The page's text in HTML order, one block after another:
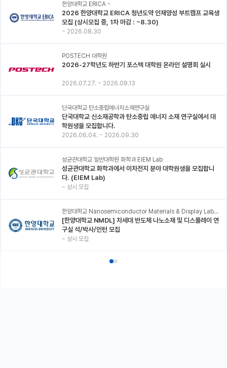
한양대학교 ERICA -
2026 한양대학교 ERICA 청년도약 인재양성 부트캠프 교육생
모집 (상시모집 중, 1차 마감 : ~8.30)
~ 2026.08.30
POSTECH 대학원
2026-27학년도 하반기 포스텍 대학원 온라인 설명회 실시
2026.07.27. ~ 2026.08.13
단국대학교 탄소중립에너지소재연구실
단국대학교 신소재공학과 탄소중립 에너지 소재 연구실에서 대
학원생을 모집합니다.
2026.06.04. ~ 2026.09.30
성균관대학교 일반대학원 화학과 EIEM Lab
성균관대학교 화학과에서 이차전지 분야 대학원생을 모집합니
다. (EIEM Lab)
~ 상시 모집
한양대학교 Nanosemiconductor Materials & Display Laboratory
[한양대학교 NMDL] 차세대 반도체 나노소재 및 디스플레이 연
구실 석/박사/인턴 모집
~ 상시 모집